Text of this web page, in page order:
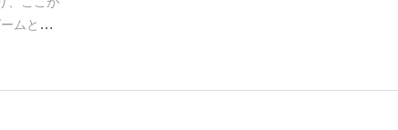
ムと同じ
られた
て誰が人